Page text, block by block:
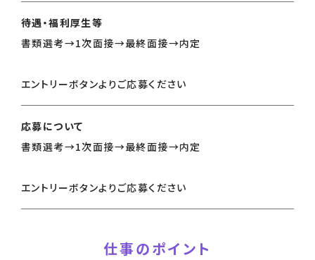
待遇・福利厚生等
書類選考→1次面接→最終面接→内定
エントリーボタンよりご応募ください
応募について
書類選考→1次面接→最終面接→内定
エントリーボタンよりご応募ください
仕事のポイント